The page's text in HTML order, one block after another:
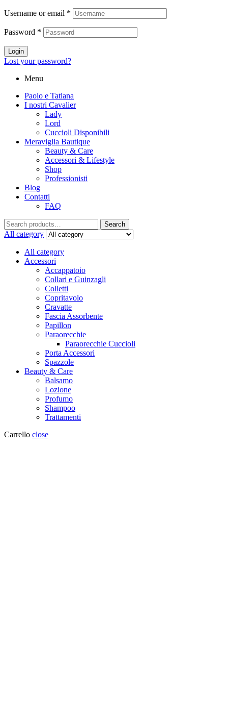
Username or email *
Password *
Login
Lost your password?
Menu
Paolo e Tatiana
I nostri Cavalier
Lady
Lord
Cuccioli Disponibili
Meraviglia Bautique
Beauty & Care
Accessori & Lifestyle
Shop
Professionisti
Blog
Contatti
FAQ
Search
All category
All category
Accessori
Accappatoio
Collari e Guinzagli
Colletti
Copritavolo
Cravatte
Fascia Assorbente
Papillon
Paraorecchie
Paraorecchie Cuccioli
Porta Accessori
Spazzole
Beauty & Care
Balsamo
Lozione
Profumo
Shampoo
Trattamenti
Carrello close